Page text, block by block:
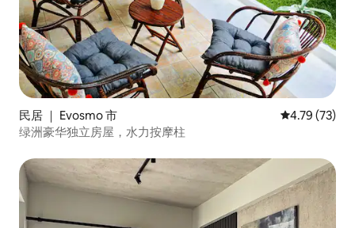
民居 ｜ Evosmo 市 平均评分
4.79 (73)
绿洲豪华独立房屋，水力按摩柱